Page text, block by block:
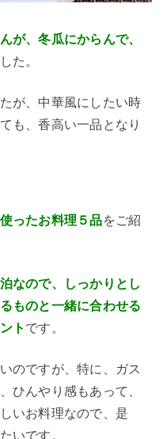
が、冬瓜にからんで、
た。
が、 中華風にしたい時
も、香高い一品となり
ったお料理５品をご紹
なので、しっかりとし
ものと一緒に合わせる
ト です。
のですが、特に、
ガス
ひんやり感もあって、
いお料理なので、是
いです。